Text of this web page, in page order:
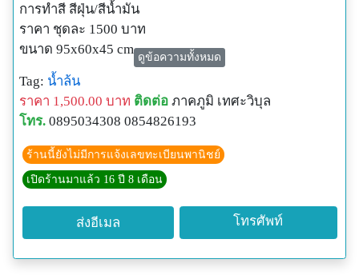
การทำสี สีฝุ่น/สีน้ำมัน
ราคา ชุดละ 1500 บาท
ขนาด 95x60x45 cm
การใช้งาน สำหรับจัดสวนทั่วไป หรือแก้ฮวงจุ้ย
หมายเหตุ ราคานี้ยังไม่รวมค่าจัดส่ง
ดูข้อความทั้งหมด
Tag: น้ำล้น
ราคา 1,500.00 บาท ติดต่อ ภาคภูมิ เทศะวิบุล
โทร. 0895034308 0854826193
ร้านนี้ยังไม่มีการแจ้งเลขทะเบียนพานิชย์
เปิดร้านมาแล้ว 16 ปี 8 เดือน
ส่งอีเมล โทรศัพท์